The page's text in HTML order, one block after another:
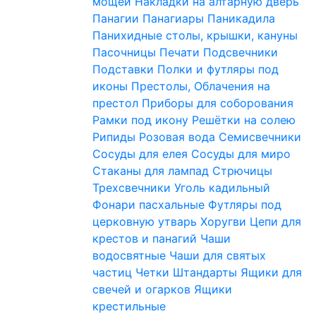
Панагии Панагиары Паникадила
Панихидные столы, крышки, кануны
Пасочницы Печати Подсвечники
Подставки Полки и футляры под
иконы Престолы, Облачения на
престол Приборы для соборования
Рамки под икону Решётки на солею
Рипиды Розовая вода Семисвечники
Сосуды для елея Сосуды для миро
Стаканы для лампад Стрючицы
Трехсвечники Уголь кадильный
Фонари пасхальные Футляры под
церковную утварь Хоругви Цепи для
крестов и панагий Чаши
водосвятные Чаши для святых
частиц Четки Штандарты Ящики для
свечей и огарков Ящики
крестильные